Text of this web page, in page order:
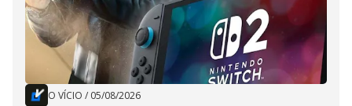
O VÍCIO / 05/08/2026